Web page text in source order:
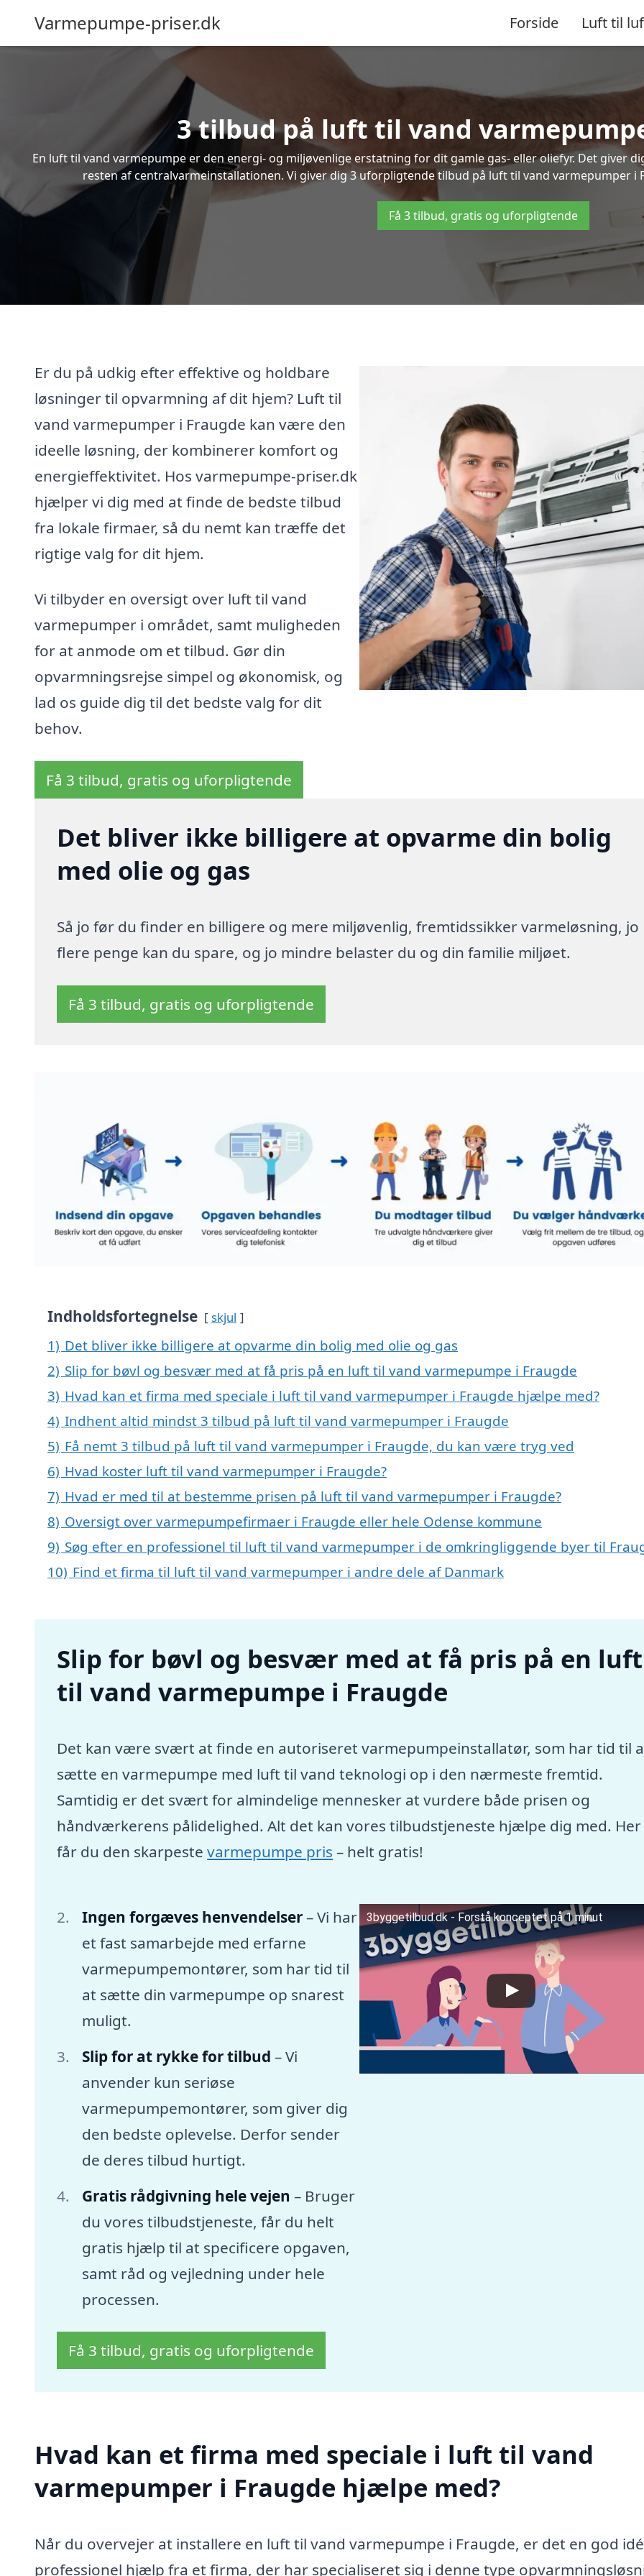
Varmepumpe-priser.dk Forside Luft til
3 tilbud på luft til vand
En luft til vand varmepumpe er den energi- og miljøvenlige erstatning for dit gamle gas- eller oliefyr. Det giver
resten af centralvarmeinstallationen. Vi giver dig 3 uforpligtende tilbud på luft til vand varmepumper i
Få 3 tilbud, gratis og uforpligtende
Er du på udkig efter effektive og holdbare
løsninger til opvarmning af dit hjem? Luft til
vand varmepumper i Fraugde kan være den
ideelle løsning, der kombinerer komfort og
energieffektivitet. Hos varmepumpe-priser.dk
hjælper vi dig med at finde de bedste tilbud
fra lokale firmaer, så du nemt kan træffe det
rigtige valg for dit hjem.
Vi tilbyder en oversigt over luft til vand
varmepumper i området, samt muligheden
for at anmode om et tilbud. Gør din
opvarmningsrejse simpel og økonomisk, og
lad os guide dig til det bedste valg for dit
behov.
Få 3 tilbud, gratis og uforpligtende
Det bliver ikke billigere at opvarme din bolig
med olie og gas
Så jo før du finder en billigere og mere miljøvenlig, fremtidssikker varmeløsning, jo
flere penge kan du spare, og jo mindre belaster du og din familie miljøet.
Få 3 tilbud, gratis og uforpligtende
Indholdsfortegnelse skjul
1) Det bliver ikke billigere at opvarme din bolig med olie og gas
2) Slip for bøvl og besvær med at få pris på en luft til vand varmepumpe i Fraugde
3) Hvad kan et firma med speciale i luft til vand varmepumper i Fraugde hjælpe med?
4) Indhent altid mindst 3 tilbud på luft til vand varmepumper i Fraugde
5) Få nemt 3 tilbud på luft til vand varmepumper i Fraugde, du kan være tryg ved
6) Hvad koster luft til vand varmepumper i Fraugde?
7) Hvad er med til at bestemme prisen på luft til vand varmepumper i Fraugde?
8) Oversigt over varmepumpefirmaer i Fraugde eller hele Odense kommune
9) Søg efter en professionel til luft til vand varmepumper i de omkringliggende byer til
10) Find et firma til luft til vand varmepumper i andre dele af Danmark
Slip for bøvl og besvær med at få pris på en luft
til vand varmepumpe i Fraugde
Det kan være svært at finde en autoriseret varmepumpeinstallatør, som har tid til
sætte en varmepumpe med luft til vand teknologi op i den nærmeste fremtid.
Samtidig er det svært for almindelige mennesker at vurdere både prisen og
håndværkerens pålidelighed. Alt det kan vores tilbudstjeneste hjælpe dig med. Her
får du den skarpestevarmepumpe pris – helt gratis!
Ingen forgæves henvendelser– Vi har
et fast samarbejde med erfarne
varmepumpemontører, som har tid til
at sætte din varmepumpe op snarest
muligt.
Slip for at rykke for tilbud – Vi
anvender kun seriøse
varmepumpemontører, som giver dig
den bedste oplevelse. Derfor sender
de deres tilbud hurtigt.
Gratis rådgivning hele vejen – Bruger
du vores tilbudstjeneste, får du helt
gratis hjælp til at specificere opgaven,
samt råd og vejledning under hele
processen.
3byggetilbud.dk - Forstå konceptet på 1 minut
Få 3 tilbud, gratis og uforpligtende
Hvad kan et firma med speciale i luft til vand
varmepumper i Fraugde hjælpe med?
Når du overvejer at installere en luft til vand varmepumpe i Fraugde, er det en god
professionel hjælp fra et firma, der har specialiseret sig i denne type